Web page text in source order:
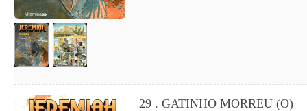
29 . GATINHO MORREU (O)